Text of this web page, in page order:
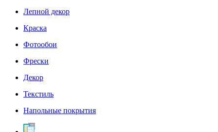
Лепной декор
Краска
Фотообои
Фрески
Декор
Текстиль
Напольные покрытия